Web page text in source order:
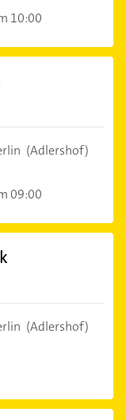
10:00
(Adlershof)
09:00
(Adlershof)